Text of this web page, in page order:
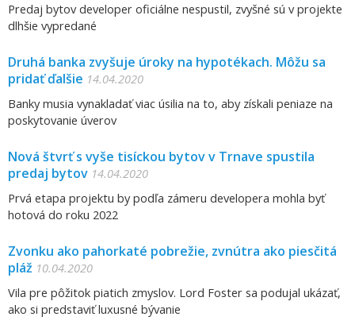
Predaj bytov developer oficiálne nespustil, zvyšné sú v projekte
dlhšie vypredané
Druhá banka zvyšuje úroky na hypotékach. Môžu sa
pridať ďalšie 14.04.2020
Banky musia vynakladať viac úsilia na to, aby získali peniaze na
poskytovanie úverov
Nová štvrť s vyše tisíckou bytov v Trnave spustila
predaj bytov 14.04.2020
Prvá etapa projektu by podľa zámeru developera mohla byť
hotová do roku 2022
Zvonku ako pahorkaté pobrežie, zvnútra ako piesčitá
pláž 10.04.2020
Vila pre pôžitok piatich zmyslov. Lord Foster sa podujal ukázať,
ako si predstaviť luxusné bývanie